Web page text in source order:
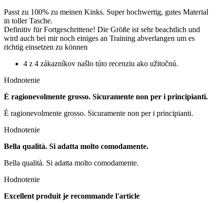
Passt zu 100% zu meinen Kinks. Super hochwertig, gutes Material
in toller Tasche.
Definitiv für Fortgeschrittene! Die Größe ist sehr beachtlich und
wird auch bei mir noch einiges an Training abverlangen um es
richtig einsetzen zu können
4 z 4 zákazníkov našlo túto recenziu ako užitočnú.
Hodnotenie
È ragionevolmente grosso. Sicuramente non per i principianti.
È ragionevolmente grosso. Sicuramente non per i principianti.
Hodnotenie
Bella qualità. Si adatta molto comodamente.
Bella qualità. Si adatta molto comodamente.
Hodnotenie
Excellent produit je recommande l'article